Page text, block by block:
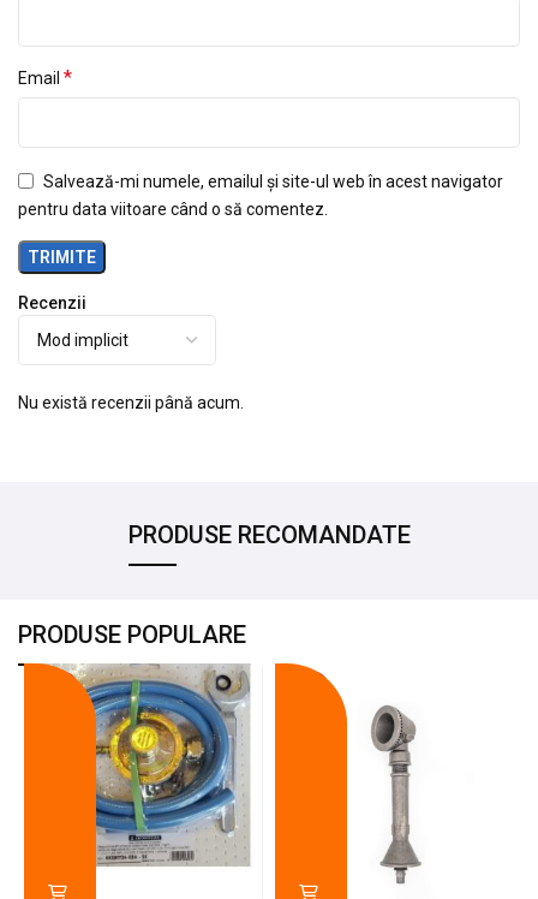
Recenzii
Nu există recenzii până acum.
Email *
Salvează-mi numele, emailul și site-ul web în acest navigator
pentru data viitoare când o să comentez.
PRODUSE RECOMANDATE
PRODUSE POPULARE